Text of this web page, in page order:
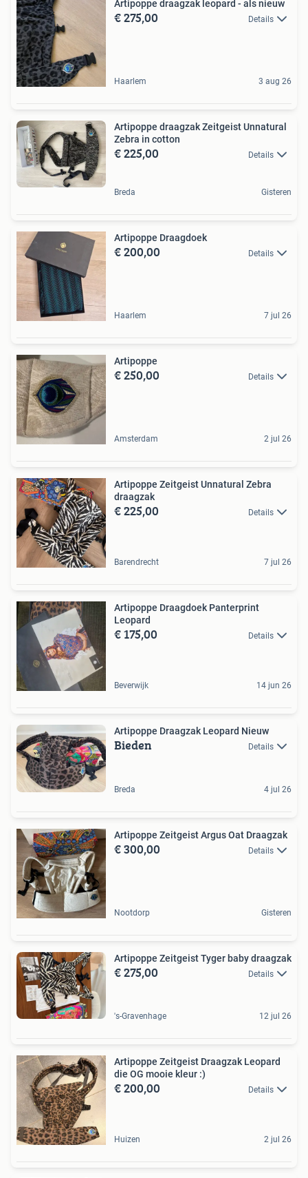
Artipoppe draagzak leopard - als nieuw
€ 275,00 Details
Haarlem 3 aug 26
Artipoppe draagzak Zeitgeist Unnatural
Zebra in cotton
€ 225,00 Details
Breda Gisteren
Artipoppe Draagdoek
€ 200,00 Details
Haarlem 7 jul 26
Artipoppe
€ 250,00 Details
Amsterdam 2 jul 26
Artipoppe Zeitgeist Unnatural Zebra
draagzak
€ 225,00 Details
Barendrecht 7 jul 26
Artipoppe Draagdoek Panterprint
Leopard
€ 175,00 Details
Beverwijk 14 jun 26
Artipoppe Draagzak Leopard Nieuw
Bieden Details
Breda 4 jul 26
Artipoppe Zeitgeist Argus Oat Draagzak
€ 300,00 Details
Nootdorp Gisteren
Artipoppe Zeitgeist Tyger baby draagzak
€ 275,00 Details
's-Gravenhage 12 jul 26
Artipoppe Zeitgeist Draagzak Leopard
die OG mooie kleur :)
€ 200,00 Details
Huizen 2 jul 26